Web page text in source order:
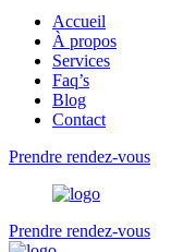
Accueil
À propos
Services
Faq’s
Blog
Contact
Prendre rendez-vous
Prendre rendez-vous